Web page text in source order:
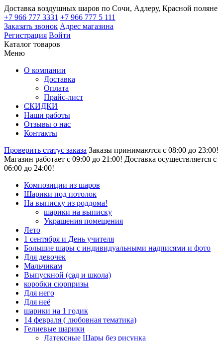
Доставка воздушных шаров по Сочи, Адлеру, Красной поляне
+7 966 777 3331 +7 966 777 5 111
Заказать звонок Адрес магазина
Регистрация Войти
Каталог товаров
Меню
О компании
Доставка
Оплата
Прайс-лист
СКИДКИ
Наши работы
Отзывы о нас
Контакты
Проверить статус заказа Заказы принимаются с 08:00 до 23:00!
Магазин работает с 09:00 до 21:00! Доставка осуществляется с
06:00 до 24:00!
Композиции из шаров
Шарики под потолок
На выписку из роддома!
шарики на выписку
Украшения помещения
Лето
1 сентября и День учителя
Большие шары с индивидуальными надписями и фото
Для девочек
Мальчикам
Выпускной (сад и школа)
коробки сюрпризы
Для него
Для неё
шарики на 1 годик
14 февраля ( любовная тематика)
Гелиевые шарики
Латексные Шары без рисунка